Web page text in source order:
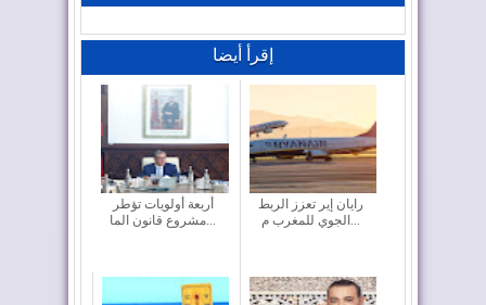
إقرأ أيضا
أربعة أولويات تؤطر
مشروع قانون الما...
رايان إير تعزز الربط
الجوي للمغرب م...